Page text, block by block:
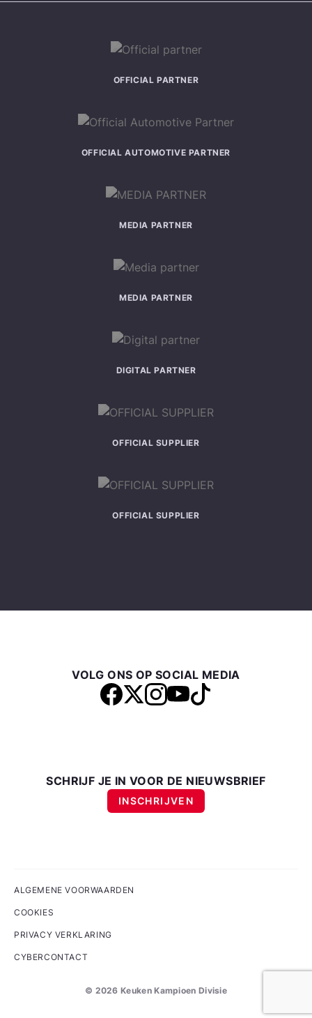
OFFICIAL PARTNER
OFFICIAL AUTOMOTIVE PARTNER
MEDIA PARTNER
MEDIA PARTNER
DIGITAL PARTNER
OFFICIAL SUPPLIER
OFFICIAL SUPPLIER
VOLG ONS OP SOCIAL MEDIA
SCHRIJF JE IN VOOR DE NIEUWSBRIEF
INSCHRIJVEN
ALGEMENE VOORWAARDEN
COOKIES
PRIVACY VERKLARING
CYBERCONTACT
© 2026 Keuken Kampioen Divisie